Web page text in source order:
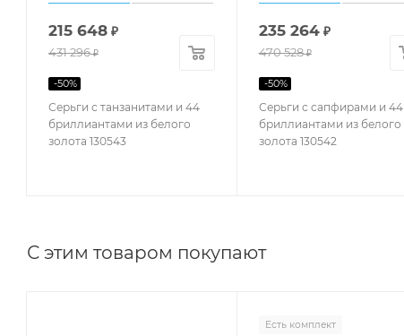
Серьги с танзанитами и 44
бриллиантами из белого
золота 130543
215 648 ₽
431 296₽
-50%
Серьги с сапфирами и 44
бриллиантами из белого
золота 130542
235 264₽
470 528₽
-50%
С этим товаром покупают
Есть комплект